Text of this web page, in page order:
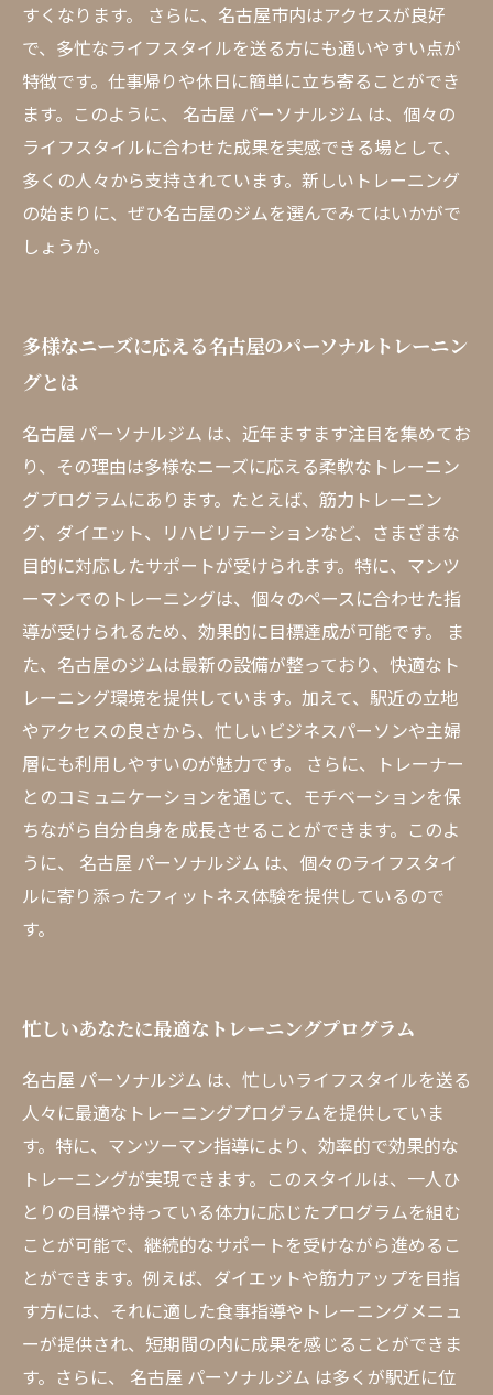
すくなります。 さらに、名古屋市内はアクセスが良好
で、多忙なライフスタイルを送る方にも通いやすい点が
特徴です。仕事帰りや休日に簡単に立ち寄ることができ
ます。このように、 名古屋 パーソナルジム は、個々の
ライフスタイルに合わせた成果を実感できる場として、
多くの人々から支持されています。新しいトレーニング
の始まりに、ぜひ名古屋のジムを選んでみてはいかがで
しょうか。
多様なニーズに応える名古屋のパーソナルトレーニン
グとは
名古屋 パーソナルジム は、近年ますます注目を集めてお
り、その理由は多様なニーズに応える柔軟なトレーニン
グプログラムにあります。たとえば、筋力トレーニン
グ、ダイエット、リハビリテーションなど、さまざまな
目的に対応したサポートが受けられます。特に、マンツ
ーマンでのトレーニングは、個々のペースに合わせた指
導が受けられるため、効果的に目標達成が可能です。 ま
た、名古屋のジムは最新の設備が整っており、快適なト
レーニング環境を提供しています。加えて、駅近の立地
やアクセスの良さから、忙しいビジネスパーソンや主婦
層にも利用しやすいのが魅力です。 さらに、トレーナー
とのコミュニケーションを通じて、モチベーションを保
ちながら自分自身を成長させることができます。このよ
うに、 名古屋 パーソナルジム は、個々のライフスタイ
ルに寄り添ったフィットネス体験を提供しているので
す。
忙しいあなたに最適なトレーニングプログラム
名古屋 パーソナルジム は、忙しいライフスタイルを送る
人々に最適なトレーニングプログラムを提供していま
す。特に、マンツーマン指導により、効率的で効果的な
トレーニングが実現できます。このスタイルは、一人ひ
とりの目標や持っている体力に応じたプログラムを組む
ことが可能で、継続的なサポートを受けながら進めるこ
とができます。例えば、ダイエットや筋力アップを目指
す方には、それに適した食事指導やトレーニングメニュ
ーが提供され、短期間の内に成果を感じることができま
す。さらに、 名古屋 パーソナルジム は多くが駅近に位